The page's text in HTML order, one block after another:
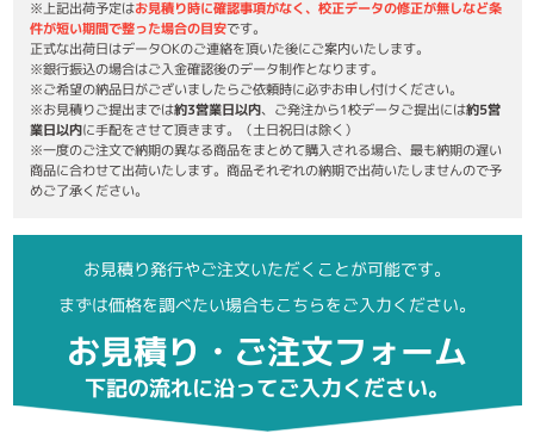
※上記出荷予定はお見積り時に確認事項がなく、校正データの修正が無しなど条
件が短い期間で整った場合の目安です。
正式な出荷日はデータOKのご連絡を頂いた後にご案内いたします。
※銀行振込の場合はご入金確認後のデータ制作となります。
※ご希望の納品日がございましたらご依頼時に必ずお申し付けください。
※お見積りご提出までは約3営業日以内、ご発注から1校データご提出には約5営
業日以内に手配をさせて頂きます。（土日祝日は除く）
※一度のご注文で納期の異なる商品をまとめて購入される場合、最も納期の遅い
商品に合わせて出荷いたします。商品それぞれの納期で出荷いたしませんので予
めご了承ください。
お見積り発行やご注文いただくことが可能です。
まずは価格を調べたい場合もこちらをご入力ください。
お見積り・ご注文フォーム
下記の流れに沿ってご入力ください。